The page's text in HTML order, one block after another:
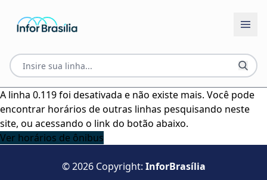
A linha 0.119 foi desativada e não existe mais. Você pode
encontrar horários de outras linhas pesquisando neste
site, ou acessando o link do botão abaixo.
Ver horários de ônibus
© 2026 Copyright: InforBrasília